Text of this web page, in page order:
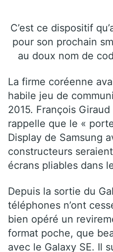
C’est ce dispositif
pour son prochain
au doux nom de
La firme coréenne
habile jeu de
2015. François Giraud
rappelle que le «
Display de Samsung
constructeurs
écrans pliables dans
Depuis la sortie du
téléphones n’ont
bien opéré un
format poche, que
avec le Galaxy SE. Il